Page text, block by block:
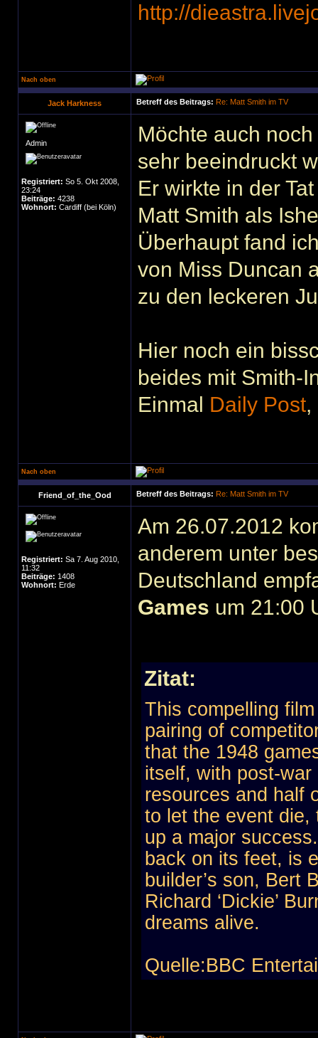
http://
Nach oben
Jack Harkness Betreff des Beitrags: Re: Matt Smith im TV
Admin
Registriert: So 5. Okt 2008,
23:24
Beiträge: 4238
Wohnort: Cardiff (bei Köln)
Möchte auch
sehr beeindruckt
Er wirkte in der
Matt Smith als
Überhaupt fand
von Miss Duncan
zu den leckeren
Hier noch ein
beides mit Smith-
Einmal Daily Post,
Nach oben
Friend_of_the_Ood Betreff des Beitrags: Re: Matt Smith im TV
Registriert: Sa 7. Aug 2010,
11:32
Beiträge: 1408
Wohnort: Erde
Am 26.07.2012
anderem unter
Deutschland
Games um 21:00
Zitat:
This compelling
pairing of
that the 1948
itself, with post-
resources and half
to let the event die,
up a major
back on its feet, is
builder’s son, Bert
Richard ‘Dickie’
dreams alive.
Quelle:BBC